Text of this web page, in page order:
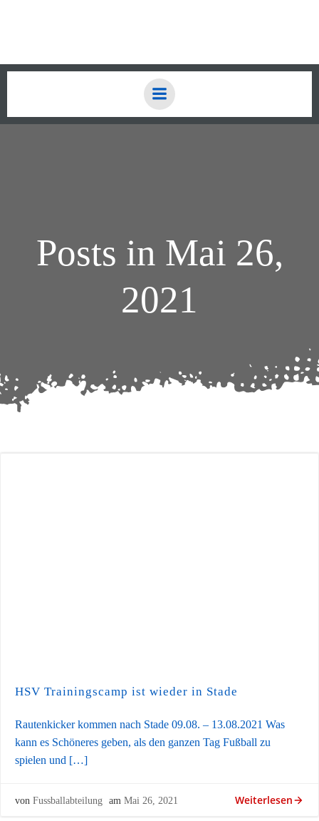
Posts in Mai 26,
2021
HSV Trainingscamp ist wieder in Stade
Rautenkicker kommen nach Stade 09.08. – 13.08.2021 Was
kann es Schöneres geben, als den ganzen Tag Fußball zu
spielen und […]
von Fussballabteilung am Mai 26, 2021 Weiterlesen